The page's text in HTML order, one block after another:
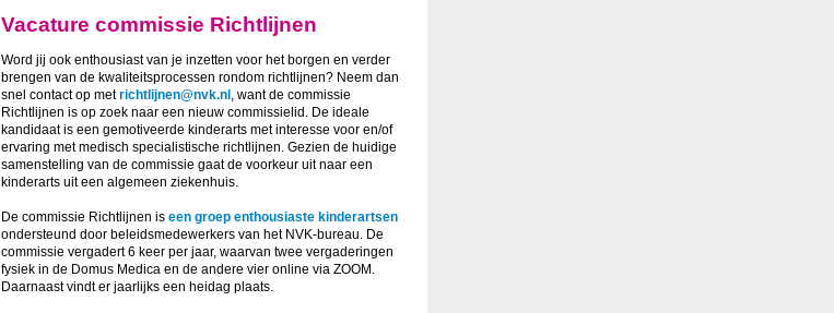
Vacature commissie Richtlijnen
Word jij ook enthousiast van je inzetten voor het borgen en verder
brengen van de kwaliteitsprocessen rondom richtlijnen? Neem dan
snel contact op metrichtlijnen@nvk.nl , want de commissie
Richtlijnen is op zoek naar een nieuw commissielid. De ideale
kandidaat is een gemotiveerde kinderarts met interesse voor en/of
ervaring met medisch specialistische richtlijnen. Gezien de huidige
samenstelling van de commissie gaat de voorkeur uit naar een
kinderarts uit een algemeen ziekenhuis.
De commissie Richtlijnen is een groep enthousiaste kinderartsen
ondersteund door beleidsmedewerkers van het NVK-bureau. De
commissie vergadert 6 keer per jaar, waarvan twee vergaderingen
fysiek in de Domus Medica en de andere vier online via ZOOM.
Daarnaast vindt er jaarlijks een heidag plaats.